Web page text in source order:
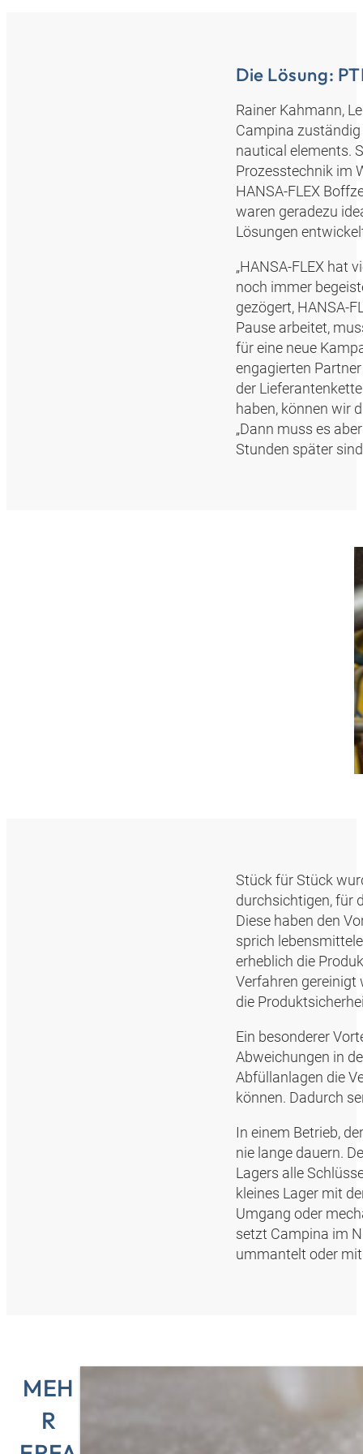
Die Lösung:
Rainer Kahmann,
Campina
nautical elements.
Prozesstechnik im
HANSA‑FLEX
waren geradezu
Lösungen
„HANSA‑FLEX hat
noch immer
gezögert,
Pause arbeitet,
für eine neue
engagierten
der
haben, können wir
„Dann muss es
Stunden später
Stück für Stück
durchsichtigen, für
Diese haben den
sprich
erheblich die
Verfahren gereinigt
die
Ein besonderer
Abweichungen in
Abfüllanlagen die
können. Dadurch
In einem Betrieb,
nie lange dauern.
Lagers alle
kleines Lager mit
Umgang oder
setzt Campina im
ummantelt oder
MEH
R